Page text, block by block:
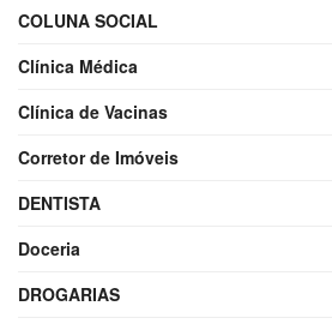
COLUNA SOCIAL
Clínica Médica
Clínica de Vacinas
Corretor de Imóveis
DENTISTA
Doceria
DROGARIAS